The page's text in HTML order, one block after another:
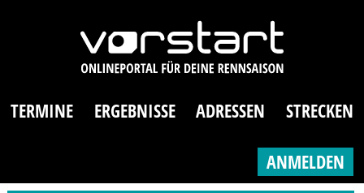
TERMINE ERGEBNISSE ADRESSEN STRECKEN
ANMELDEN